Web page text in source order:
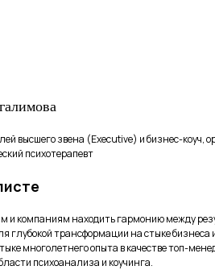
высшего звена (Executive) и бизнес-
психотерапевт
и компаниям находить гармонию между
глубокой трансформации на стыке бизнеса
многолетнего опыта в качестве топ-
психоанализа и коучинга.